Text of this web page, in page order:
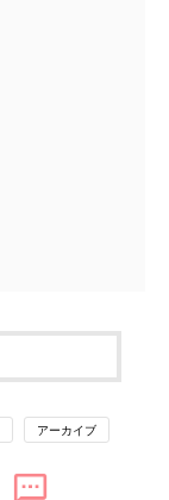
アーカイブ